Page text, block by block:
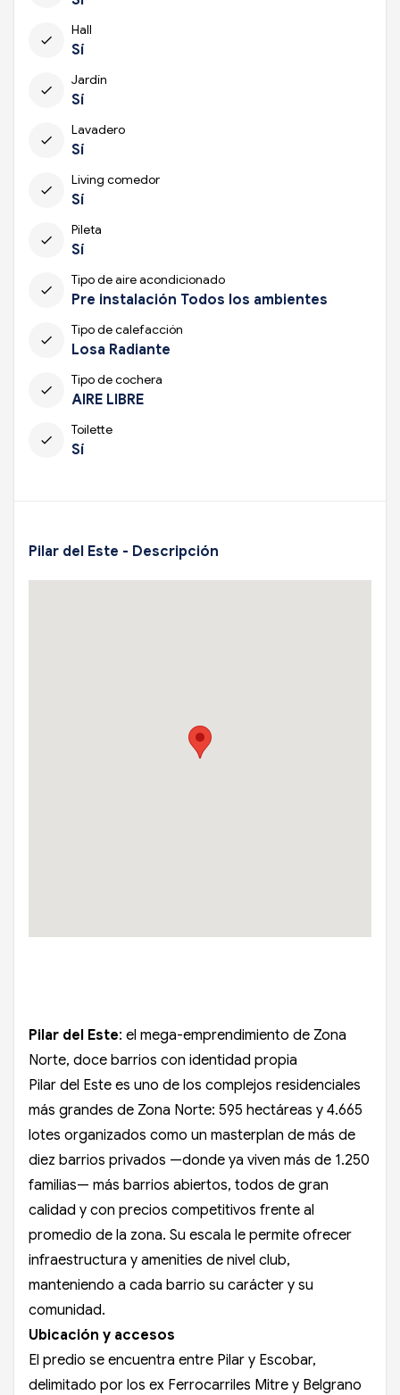
check
Hall
Sí
check
Jardín
Sí
check
Lavadero
Sí
check
Living comedor
Sí
check
Pileta
Sí
check
Tipo de aire acondicionado
Pre instalación Todos los ambientes
check
Tipo de calefacción
Losa Radiante
check
Tipo de cochera
AIRE LIBRE
check
Toilette
Sí
Pilar del Este - Descripción
Pilar del Este: el mega-emprendimiento de Zona
Norte, doce barrios con identidad propia
Pilar del Este es uno de los complejos residenciales
más grandes de Zona Norte: 595 hectáreas y 4.665
lotes organizados como un masterplan de más de
diez barrios privados —donde ya viven más de 1.250
familias— más barrios abiertos, todos de gran
calidad y con precios competitivos frente al
promedio de la zona. Su escala le permite ofrecer
infraestructura y amenities de nivel club,
manteniendo a cada barrio su carácter y su
comunidad.
Ubicación y accesos
El predio se encuentra entre Pilar y Escobar,
delimitado por los ex Ferrocarriles Mitre y Belgrano